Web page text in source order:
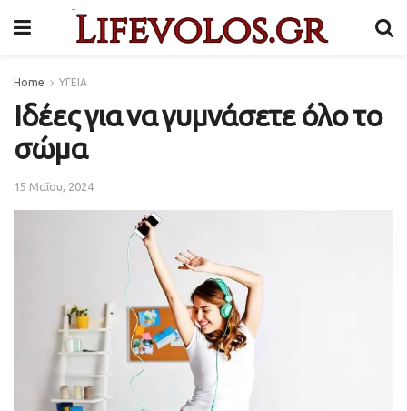
Home ΥΓΕΙΑ
Ιδέες για να γυμνάσετε όλο το
σώμα
15 Μαΐου, 2024